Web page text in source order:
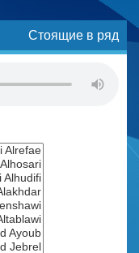
Стоящие в ряд